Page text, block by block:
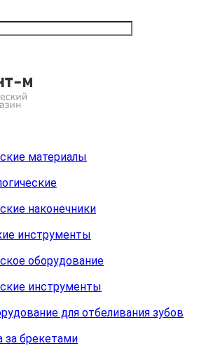
материалы
наконечники
инструменты
оборудование
инструменты
для отбеливания зубов
за брекетами